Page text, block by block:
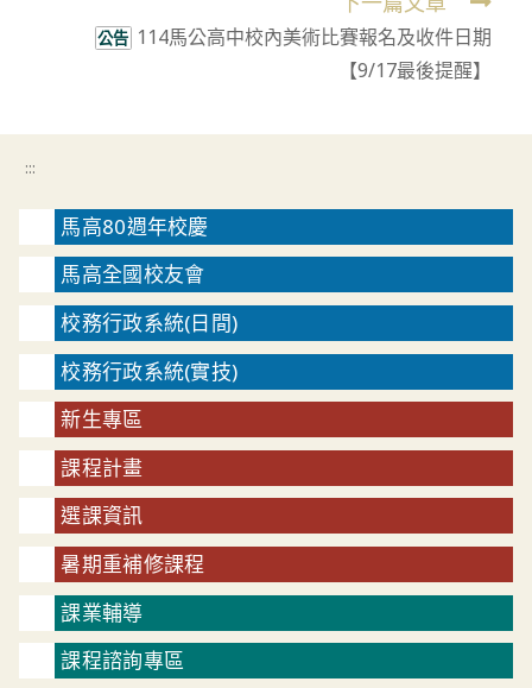
公告 114馬公高中校內美術比賽報名及收件日期
【9/17最後提醒】
:::
馬高80週年校慶
馬高全國校友會
校務行政系統(日間)
校務行政系統(實技)
新生專區
課程計畫
選課資訊
暑期重補修課程
課業輔導
課程諮詢專區